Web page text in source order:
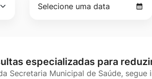
especializadas para
Secretaria Municipal de Saúde, segue